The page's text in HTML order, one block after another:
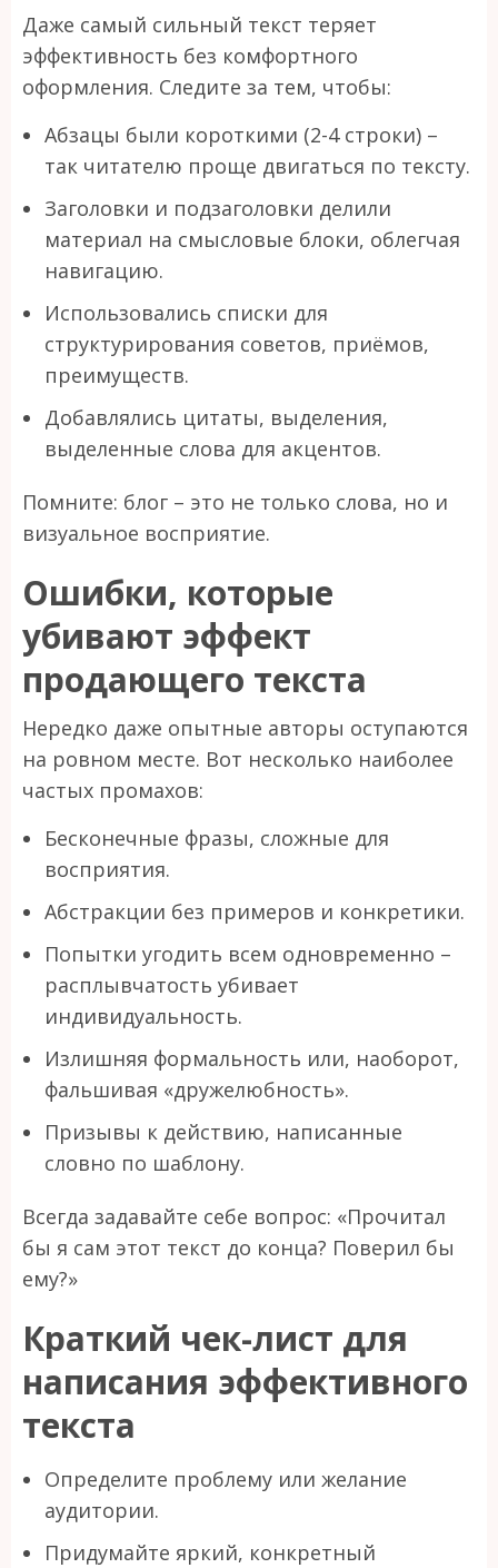
Даже самый сильный текст теряет
эффективность без комфортного
оформления. Следите за тем, чтобы:
Абзацы были короткими (2-4 строки) –
так читателю проще двигаться по тексту.
Заголовки и подзаголовки делили
материал на смысловые блоки, облегчая
навигацию.
Использовались списки для
структурирования советов, приёмов,
преимуществ.
Добавлялись цитаты, выделения,
выделенные слова для акцентов.
Помните: блог – это не только слова, но и
визуальное восприятие.
Ошибки, которые
убивают эффект
продающего текста
Нередко даже опытные авторы оступаются
на ровном месте. Вот несколько наиболее
частых промахов:
Бесконечные фразы, сложные для
восприятия.
Абстракции без примеров и конкретики.
Попытки угодить всем одновременно –
расплывчатость убивает
индивидуальность.
Излишняя формальность или, наоборот,
фальшивая «дружелюбность».
Призывы к действию, написанные
словно по шаблону.
Всегда задавайте себе вопрос: «Прочитал
бы я сам этот текст до конца? Поверил бы
ему?»
Краткий чек-лист для
написания эффективного
текста
Определите проблему или желание
аудитории.
Придумайте яркий, конкретный